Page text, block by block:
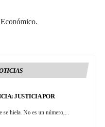
JUSTICIA POR
hiela. No es un número,...